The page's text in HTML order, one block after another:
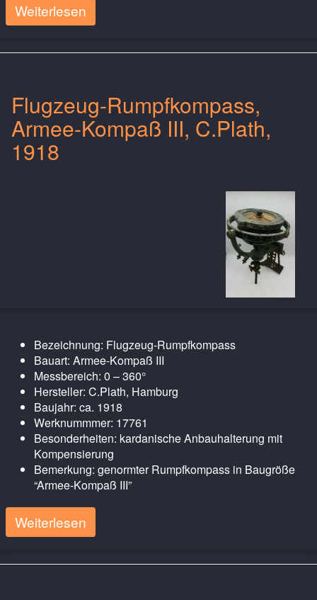
Weiterlesen
Flugzeug-Rumpfkompass,
Armee-Kompaß III, C.Plath,
1918
Bezeichnung: Flugzeug-Rumpfkompass
Bauart: Armee-Kompaß III
Messbereich: 0 – 360°
Hersteller: C.Plath, Hamburg
Baujahr: ca. 1918
Werknummmer: 17761
Besonderheiten: kardanische Anbauhalterung mit
Kompensierung
Bemerkung: genormter Rumpfkompass in Baugröße
“Armee-Kompaß III”
Weiterlesen